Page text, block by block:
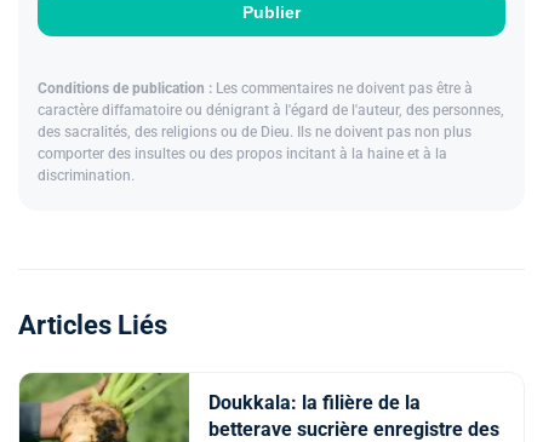
Publier
Conditions de publication : Les commentaires ne doivent pas être à
caractère diffamatoire ou dénigrant à l'égard de l'auteur, des personnes,
des sacralités, des religions ou de Dieu. Ils ne doivent pas non plus
comporter des insultes ou des propos incitant à la haine et à la
discrimination.
Articles Liés
Doukkala: la filière de la
betterave sucrière enregistre des